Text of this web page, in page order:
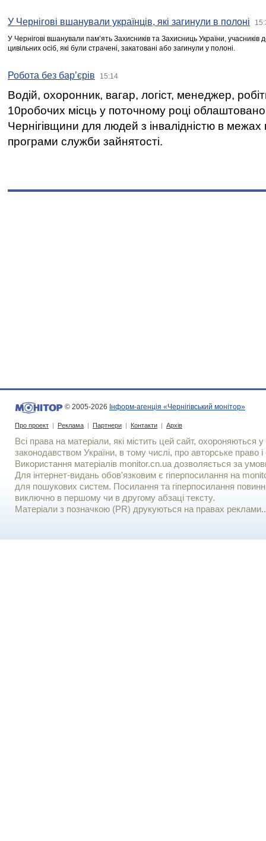
У Чернігові вшанували українців, які загинули в полоні
У Чернігові вшанували пам’ять Захисників та Захисниць України,
цивільних осіб, які були страчені, закатовані або загинули у полоні.
Робота без бар’єрів 15:14
Водій, охоронник, вагар, логіст, менеджер,
10робочих місць у поточному році
Чернігівщини для людей з інвалідністю в межах
програми служби зайнятості.
© 2005-2026 Інформ-агенція «Чернігівський монітор»
Про проект | Реклама | Партнери | Контакти | Архів
Всі права на матеріали, які містить цей сайт, охороняються у
законодавством України, в тому числі, про авторське право і
Використання матерiалiв monitor.cn.ua дозволяється за
Для iнтернет-видань обов'язковим є гiперпосилання на
для пошукових систем. Посилання та гіперпосилання
виключно в першому чи в другому абзаці тексту.
Матеріали з позначкою (PR) друкуються на правах реклами..